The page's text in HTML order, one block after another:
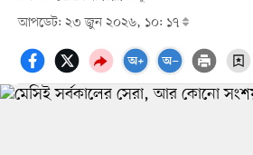
আপডেট: ২৩ জুন ২০২৬, ১০: ১৭